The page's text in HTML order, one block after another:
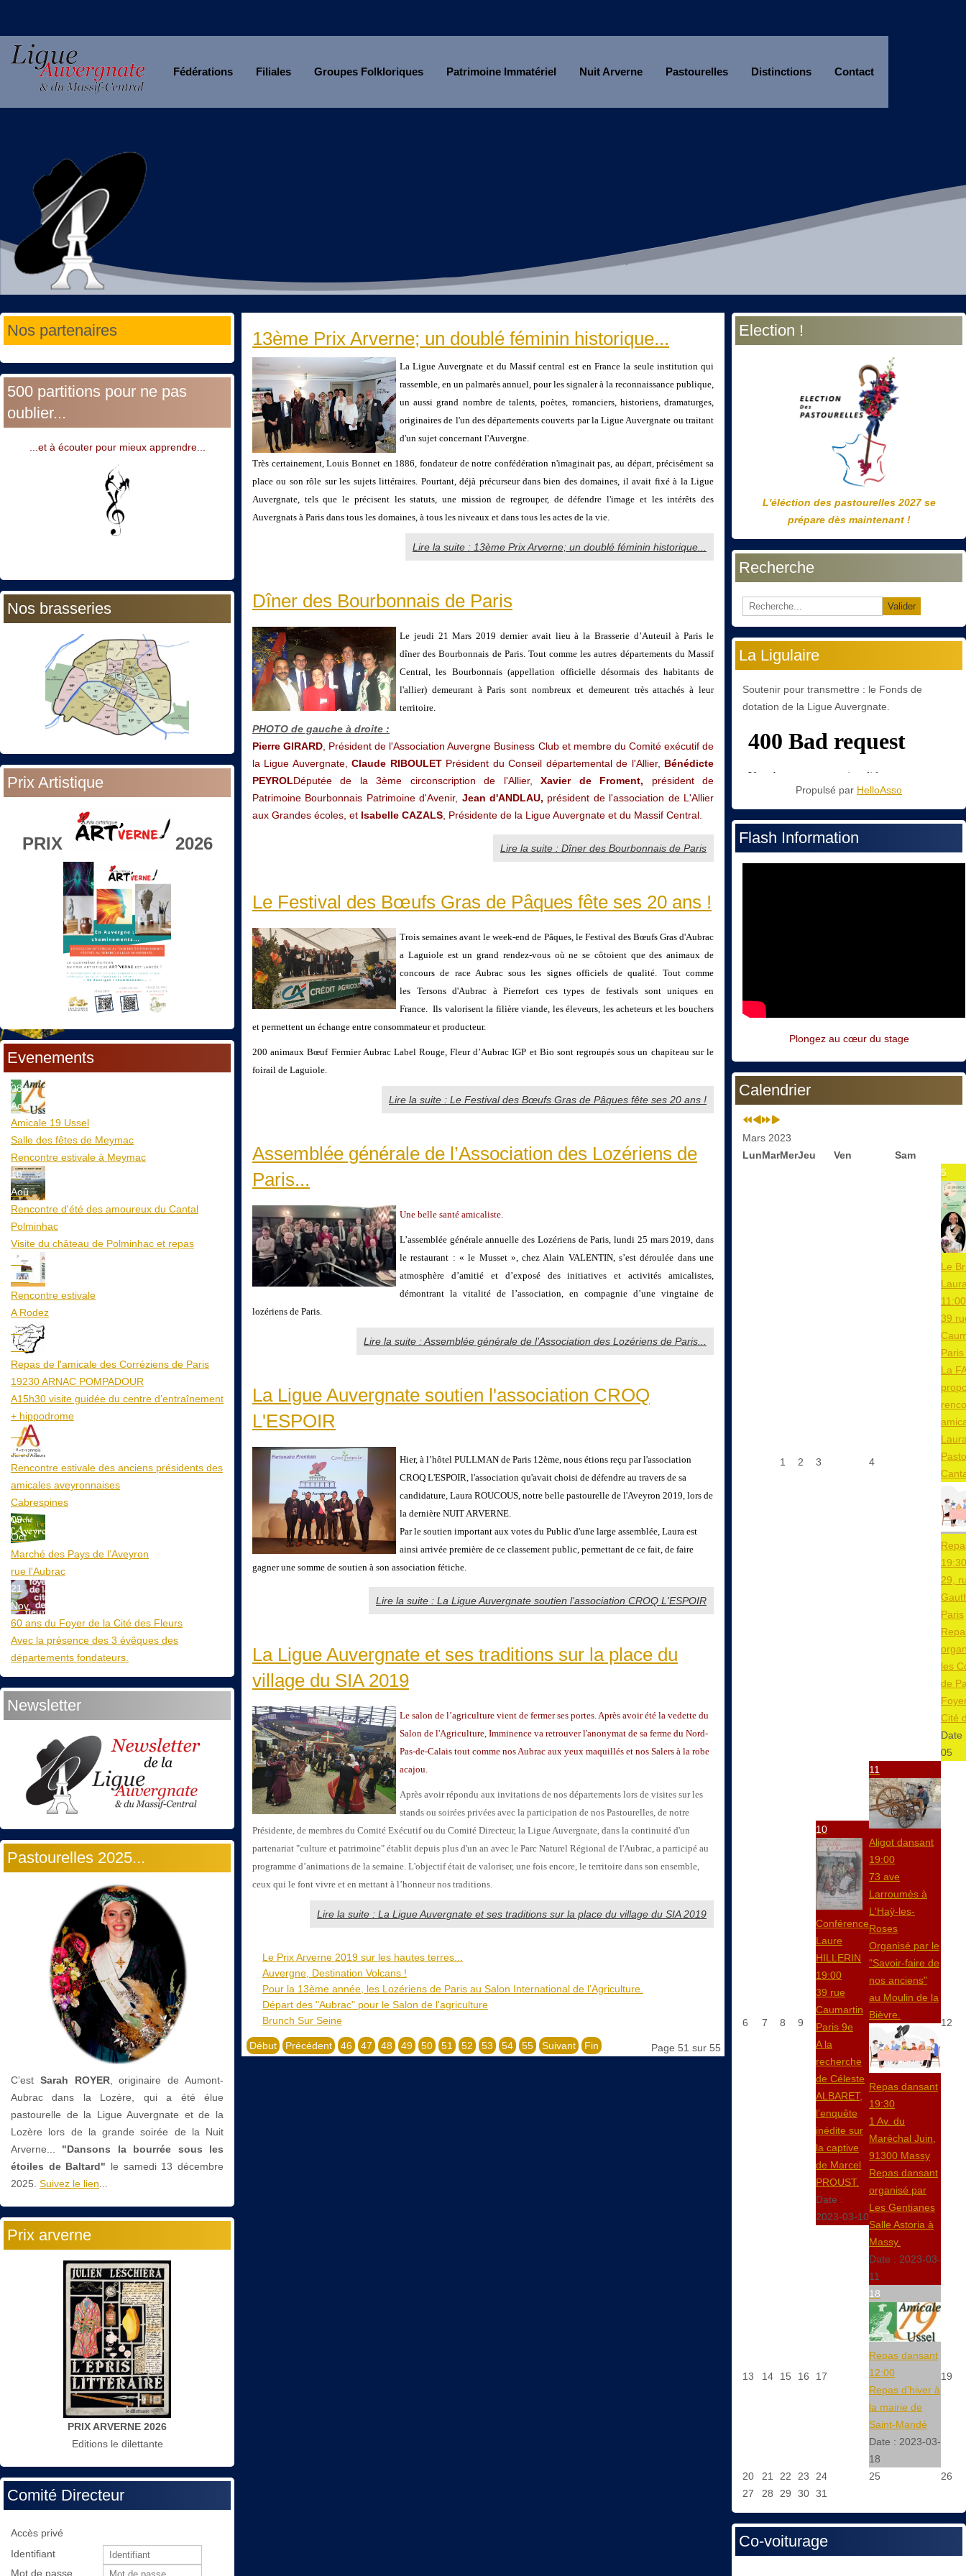
Fédérations Filiales Groupes Folkloriques Patrimoine Immatériel Nuit Arverne Pastourelles Distinctions Contact
Nos partenaires
500 partitions pour ne pas
oublier...
...et à écouter pour mieux apprendre...
Nos brasseries
Prix Artistique
PRIX 2026
Evenements
08
Aoû
Amicale 19 Ussel
Salle des fêtes de Meymac
Rencontre estivale à Meymac
10
Aoû
Rencontre d'été des amoureux du Cantal
Polminhac
Visite du château de Polminhac et repas
12
Aoû
Rencontre estivale
A Rodez
23
Aoû
Repas de l'amicale des Corréziens de Paris
19230 ARNAC POMPADOUR
A15h30 visite guidée du centre d’entraînement
+ hippodrome
25
Aoû
Rencontre estivale des anciens présidents des
amicales aveyronnaises
Cabrespines
09
Oct
Marché des Pays de l’Aveyron
rue l'Aubrac
21
Nov
60 ans du Foyer de la Cité des Fleurs
Avec la présence des 3 évêques des
départements fondateurs.
Newsletter
Pastourelles 2025...
C’est Sarah ROYER, originaire de Aumont-
Aubrac dans la Lozère, qui a été élue
pastourelle de la Ligue Auvergnate et de la
Lozère lors de la grande soirée de la Nuit
Arverne...
"Dansons la bourrée sous les
étoiles de Baltard" le samedi 13 décembre
2025. Suivez le lien
Prix arverne
PRIX ARVERNE 2026
Editions le dilettante
Comité Directeur
Accès privé
Identifiant
Mot de passe
13ème Prix Arverne; un doublé féminin historique...
La Ligue Auvergnate et du Massif central est en France la seule institution qui
rassemble, en un palmarès annuel, pour les signaler à la reconnaissance publique,
un aussi grand nombre de talents, poètes, romanciers, historiens, dramaturges,
originaires de l'un des départements couverts par la Ligue Auvergnate ou traitant
d'un sujet concernant l'Auvergne.
Très certainement, Louis Bonnet en 1886, fondateur de notre confédération n'imaginait pas, au départ, précisément sa
place ou son rôle sur les sujets littéraires. Pourtant, déjà précurseur dans bien des domaines, il avait fixé à la Ligue
Auvergnate, tels que le précisent les statuts, une mission de regrouper, de défendre l'image et les intérêts des
Auvergnats à Paris dans tous les domaines, à tous les niveaux et dans tous les actes de la vie.
Lire la suite : 13ème Prix Arverne; un doublé féminin historique...
Dîner des Bourbonnais de Paris
Le jeudi 21 Mars 2019 dernier avait lieu à la Brasserie d’Auteuil à Paris le
dîner des Bourbonnais de Paris. Tout comme les autres départements du Massif
Central, les Bourbonnais (appellation officielle désormais des habitants de
l'allier) demeurant à Paris sont nombreux et demeurent très attachés à leur
territoire.
PHOTO de gauche à droite :
Pierre GIRARD , Président de l'Association Auvergne Business Club et membre du Comité exécutif de
la Ligue Auvergnate,Claude RIBOULETPrésident du Conseil départemental de l'Allier, Bénédicte
PEYROLDéputée de la 3ème circonscription de l'Allier,Xavier de Froment, président de
Patrimoine Bourbonnais Patrimoine d'Avenir, Jean d'ANDLAU, président de l'association de L'Allier
aux Grandes écoles, et Isabelle CAZALS , Présidente de la Ligue Auvergnate et du Massif Central.
Lire la suite : Dîner des Bourbonnais de Paris
Le Festival des Bœufs Gras de Pâques fête ses 20 ans !
Trois semaines avant le week-end de Pâques, le Festival des Bœufs Gras d'Aubrac
a Laguiole est un grand rendez-vous où ne se côtoient que des animaux de
concours de race Aubrac sous les signes officiels de qualité. Tout comme
les Tersons d'Aubrac à Pierrefort ces types de festivals sont uniques en
France. Ils valorisent la filière viande, les éleveurs, les acheteurs et les bouchers
et permettent un échange entre consommateur et producteur.
200 animaux Bœuf Fermier Aubrac Label Rouge, Fleur d’Aubrac IGP et Bio sont regroupés sous un chapiteau sur le
foirail de Laguiole.
Lire la suite : Le Festival des Bœufs Gras de Pâques fête ses 20 ans !
Assemblée générale de l’Association des Lozériens de
Paris...
Une belle santé amicaliste.
L’assemblée générale annuelle des Lozériens de Paris, lundi 25 mars 2019, dans
le restaurant : « le Musset », chez Alain VALENTIN, s’est déroulée dans une
atmosphère d’amitié et d’exposé des initiatives et activités amicalistes,
démontrant la vitalité de l’association, en compagnie d’une vingtaine de
lozériens de Paris.
Lire la suite : Assemblée générale de l’Association des Lozériens de Paris...
La Ligue Auvergnate soutien l'association CROQ
L'ESPOIR
Hier, à l’hôtel PULLMAN de Paris 12ème, nous étions reçu par l'association
CROQ L'ESPOIR, l'association qu'avait choisi de défendre au travers de sa
candidature, Laura ROUCOUS, notre belle pastourelle de l'Aveyron 2019, lors de
la dernière NUIT ARVERNE.
Par le soutien important aux votes du Public d'une large assemblée, Laura est
ainsi arrivée première de ce classement public, permettant de ce fait, de faire
gagner une somme de soutien à son association fétiche.
Lire la suite : La Ligue Auvergnate soutien l'association CROQ L'ESPOIR
La Ligue Auvergnate et ses traditions sur la place du
village du SIA 2019
Le salon de l’agriculture vient de fermer ses portes. Après avoir été la vedette du
Salon de l'Agriculture, Imminence va retrouver l'anonymat de sa ferme du Nord-
Pas-de-Calais tout comme nos Aubrac aux yeux maquillés et nos Salers à la robe
acajou.
Après avoir répondu aux invitations de nos départements lors de visites sur les
stands ou soirées privées avec la participation de nos Pastourelles, de notre
Présidente, de membres du Comité Exécutif ou du Comité Directeur, la Ligue Auvergnate, dans la continuité d'un
partenariat "culture et patrimoine" établit depuis plus d'un an avec le Parc Naturel Régional de l'Aubrac, a participé au
programme d’animations de la semaine. L'objectif était de valoriser, une fois encore, le territoire dans son ensemble,
ceux qui le font vivre et en mettant à l’honneur nos traditions.
Lire la suite : La Ligue Auvergnate et ses traditions sur la place du village du SIA 2019
Le Prix Arverne 2019 sur les hautes terres...
Auvergne, Destination Volcans !
Pour la 13ème année, les Lozériens de Paris au Salon International de l’Agriculture.
Départ des "Aubrac" pour le Salon de l'agriculture
Brunch Sur Seine
Page 51 sur 55
Début Précédent 46 47 48 49 50 51 52 53 54 55 Suivant Fin
Election !
L'éléction des pastourelles 2027 se
prépare dès maintenant !
Recherche
Valider
La Ligulaire
Soutenir pour transmettre : le Fonds de
dotation de la Ligue Auvergnate.
Propulsé par HelloAsso
Flash Information
Plongez au cœur du stage
Calendrier
Année
précédente
Mois
précédent
Année
suivante
Mois
suivant
Mars 2023
LunMarMerJeu Ven Sam
1 2 3 4
5
Le
11:00
39
La
19:30
29,
Paris
les
de
Cité
05
6 7 8 9
10
Conférence
Laure
HILLERIN
19:00
39 rue
Caumartin
Paris 9e
A la
recherche
de Céleste
ALBARET,
l’enquête
inédite sur
la captive
de Marcel
PROUST.
Date :
2023-03-10
11
Aligot dansant
19:00
73 ave
Larroumès à
L'Haÿ-les-
Roses
Organisé par le
"Savoir-faire de
nos anciens"
au Moulin de la
Bièvre.
Repas dansant
19:30
1 Av. du
Maréchal Juin,
91300 Massy
Repas dansant
organisé par
Les Gentianes
Salle Astoria à
Massy.
Date : 2023-03-
11
12
13 14 15 16 17
18
Repas dansant
12:00
Repas d’hiver à
la mairie de
Saint-Mandé
Date : 2023-03-
18
19
20 21 22 23 24 25
26
27
28 29 30 31
Co-voiturage